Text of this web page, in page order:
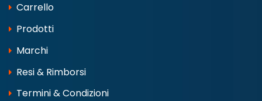
Carrello
Prodotti
Marchi
Resi & Rimborsi
Termini & Condizioni